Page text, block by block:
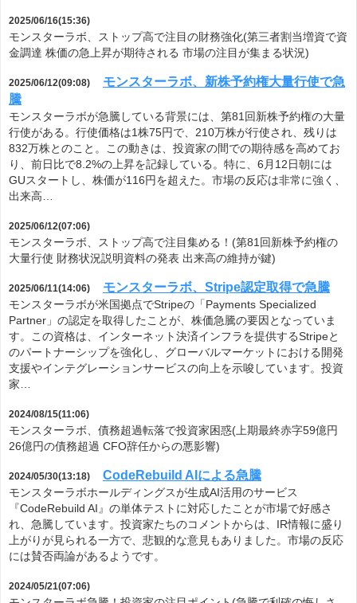
2025/06/16(15:36)
モンスターラボ、ストップ高で注目の財務強化(第三者割当増資で資
金調達 株価の急上昇が期待される 市場の注目が集まる状況)
2025/06/12(09:08)
モンスターラボ、新株予約権大量行使で急
騰
モンスターラボが急騰している背景には、第81回新株予約権の大量
行使がある。行使価格は1株75円で、210万株が行使され、残りは
832万株とのこと。この動きは、投資家の間での期待感を高めてお
り、前日比で8.2%の上昇を記録している。特に、6月12日朝には
GUスタートし、株価が116円を超えた。市場の反応は非常に強く、
出来高…
2025/06/12(07:06)
モンスターラボ、ストップ高で注目集める！(第81回新株予約権の
大量行使 財務状況説明資料の発表 出来高の維持が鍵)
2025/06/11(14:06) モンスターラボ、Stripe認定取得で急騰
モンスターラボが米国拠点でStripeの「Payments Specialized
Partner」の認定を取得したことが、株価急騰の要因となっていま
す。この資格は、インターネット決済インフラを提供するStripeと
のパートナーシップを強化し、グローバルマーケットにおける開発
支援やインテグレーションサービスの向上を示唆しています。投資
家…
2024/08/15(11:06)
モンスターラボ、債務超過転落で投資家困惑(上期最終赤字59億円
26億円の債務超過 CFO辞任からの悪影響)
2024/05/30(13:18) CodeRebuild AIによる急騰
モンスターラボホールディングスが生成AI活用のサービス
『CodeRebuild AI』の単体テストに対応したことが市場で好感さ
れ、急騰しています。投資家たちのコメントからは、IR情報に盛り
上がりが見られる一方で、悲観的な意見もありました。市場の反応
には賛否両論があるようです。
2024/05/21(07:06)